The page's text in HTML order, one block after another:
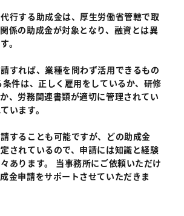
行する助成金は、厚生労働省管轄で取
係の助成金が対象となり、融資とは異
。
すれば、業種を問わず活用できるもの
件は、正しく雇用をしているか、研修
、労務関連書類が適切に管理されてい
います。
することも可能ですが、どの助成金
されているので、申請には知識と経験
あります。 当事務所にご依頼いただけ
金申請をサポートさせていただきま